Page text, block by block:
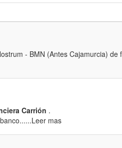
- BMN (Antes Cajamurcia) de
Carrión .
mas